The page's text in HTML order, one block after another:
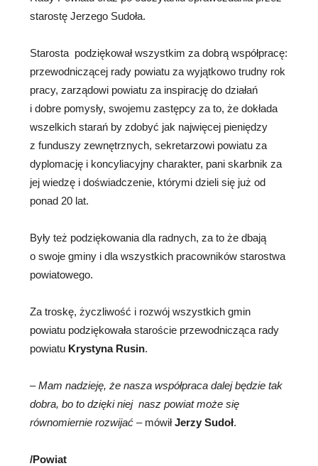
starostę Jerzego Sudoła.
Starosta podziękował wszystkim za dobrą współpracę:
przewodniczącej rady powiatu za wyjątkowo trudny rok
pracy, zarządowi powiatu za inspirację do działań
i dobre pomysły, swojemu zastępcy za to, że dokłada
wszelkich starań by zdobyć jak najwięcej pieniędzy
z funduszy zewnętrznych, sekretarzowi powiatu za
dyplomację i koncyliacyjny charakter, pani skarbnik za
jej wiedzę i doświadczenie, którymi dzieli się już od
ponad 20 lat.
Były też podziękowania dla radnych, za to że dbają
o swoje gminy i dla wszystkich pracowników starostwa
powiatowego.
Za troskę, życzliwość i rozwój wszystkich gmin
powiatu podziękowała staroście przewodnicząca rady
powiatu Krystyna Rusin.
–Mam nadzieję, że nasza współpraca dalej będzie tak
dobra, bo to dzięki niej nasz powiat może się
równomiernie rozwijać – mówiłJerzy Sudoł.
/Powiat